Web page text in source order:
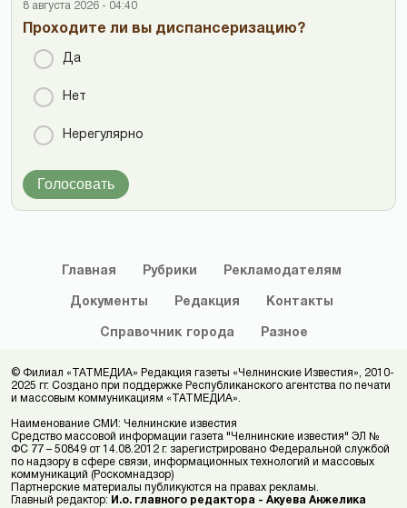
8 августа 2026 - 04:40
Проходите ли вы диспансеризацию?
Да
Нет
Нерегулярно
Голосовать
Главная Рубрики Рекламодателям
Документы Редакция Контакты
Справочник города Разное
© Филиал «ТАТМЕДИА» Редакция газеты «Челнинские Известия», 2010-
2025 гг. Создано при поддержке Республиканского агентства по печати
и массовым коммуникациям «ТАТМЕДИА».
Наименование СМИ: Челнинские известия
Средство массовой информации газета "Челнинские известия" ЭЛ №
ФС 77 – 50849 от 14.08.2012 г. зарегистрировано Федеральной службой
по надзору в сфере связи, информационных технологий и массовых
коммуникаций (Роскомнадзор)
Партнерские материалы публикуются на правах рекламы.
Главный редактор: И.о. главного редактора - Акуева Анжелика